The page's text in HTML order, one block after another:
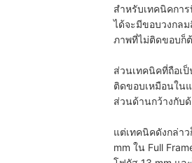
สำหรับเทคนิคกา
ได้จะมีขอบวงกล
ภาพที่ไม่ติดขอบก็
ส่วนเทคนิคที่ถือเ
ติดขอบเหมือนใน
ส่วนด้านกว้างกับ
แต่เทคนิคดังกล่า
mm ใน Full